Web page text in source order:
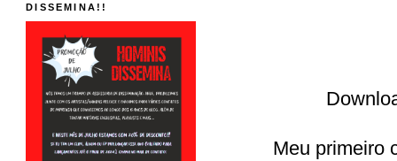
Meu primeiro
DISSEMINA!!